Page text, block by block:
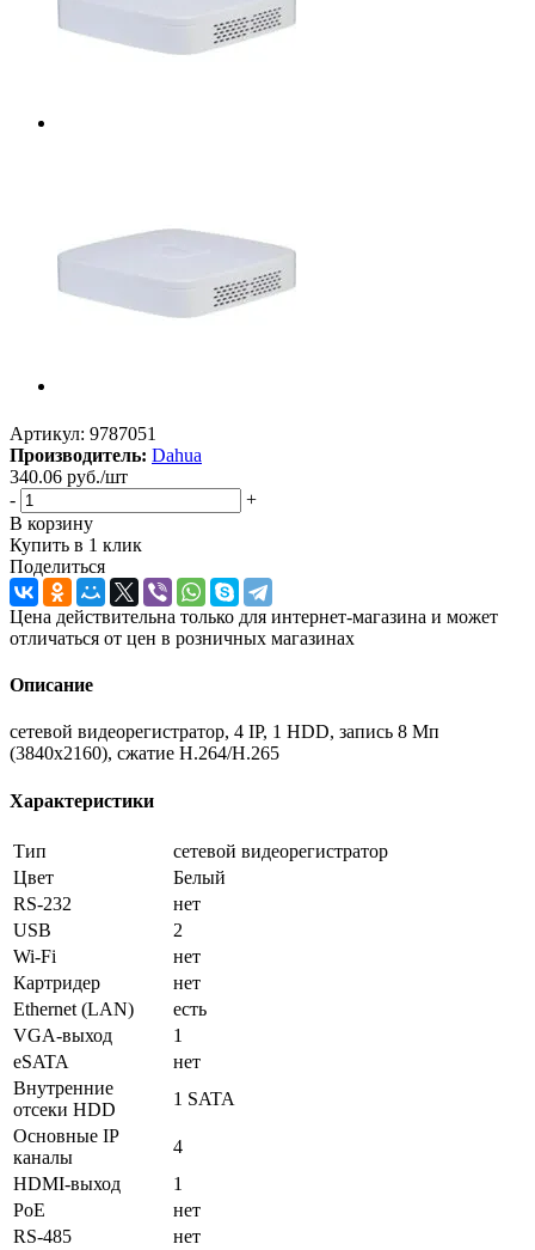
Артикул: 9787051
Производитель: Dahua
340.06 руб./шт
-
+
В корзину
Купить в 1 клик
Поделиться
Цена действительна только для интернет-магазина и может
отличаться от цен в розничных магазинах
Описание
сетевой видеорегистратор, 4 IP, 1 HDD, запись 8 Мп
(3840x2160), сжатие H.264/H.265
Характеристики
Тип
сетевой видеорегистратор
Цвет
Белый
RS-232
нет
USB
2
Wi-Fi
нет
Картридер
нет
Ethernet (LAN)
есть
VGA-выход
1
eSATA
нет
Внутренние
отсеки HDD
1 SATA
Основные IP
каналы
4
HDMI-выход
1
PoE
нет
RS-485
нет